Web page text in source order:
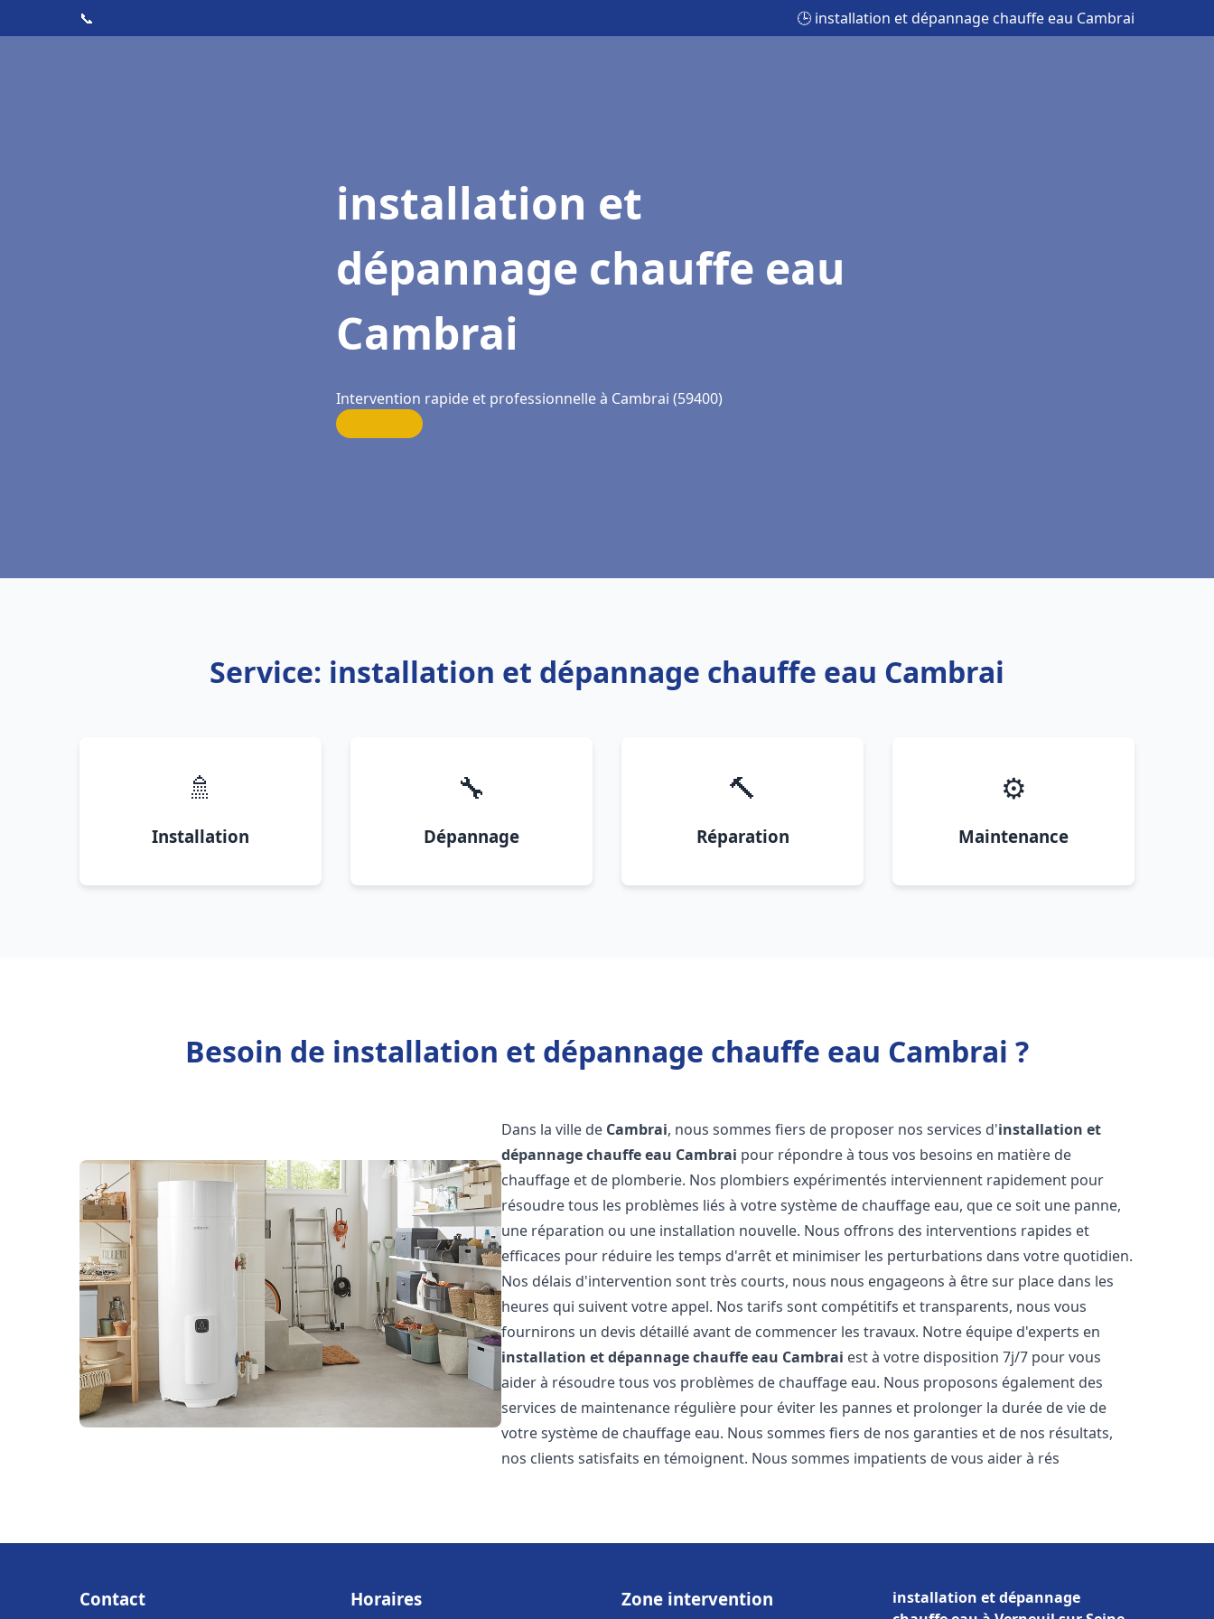
📞 🕒 installation et dépannage chauffe eau Cambrai
installation et
dépannage chauffe eau
Cambrai
Intervention rapide et professionnelle à Cambrai (59400)
Service: installation et dépannage chauffe eau Cambrai
🚿
Installation
🔧
Dépannage
🔨
Réparation
⚙️
Maintenance
Besoin de installation et dépannage chauffe eau Cambrai ?
Dans la ville de Cambrai, nous sommes fiers de proposer nos services d'installation et
dépannage chauffe eau Cambrai pour répondre à tous vos besoins en matière de
chauffage et de plomberie. Nos plombiers expérimentés interviennent rapidement pour
résoudre tous les problèmes liés à votre système de chauffage eau, que ce soit une panne,
une réparation ou une installation nouvelle. Nous offrons des interventions rapides et
efficaces pour réduire les temps d'arrêt et minimiser les perturbations dans votre quotidien.
Nos délais d'intervention sont très courts, nous nous engageons à être sur place dans les
heures qui suivent votre appel. Nos tarifs sont compétitifs et transparents, nous vous
fournirons un devis détaillé avant de commencer les travaux. Notre équipe d'experts en
installation et dépannage chauffe eau Cambrai est à votre disposition 7j/7 pour vous
aider à résoudre tous vos problèmes de chauffage eau. Nous proposons également des
services de maintenance régulière pour éviter les pannes et prolonger la durée de vie de
votre système de chauffage eau. Nous sommes fiers de nos garanties et de nos résultats,
nos clients satisfaits en témoignent. Nous sommes impatients de vous aider à rés
Contact Horaires Zone intervention
installation et dépannage